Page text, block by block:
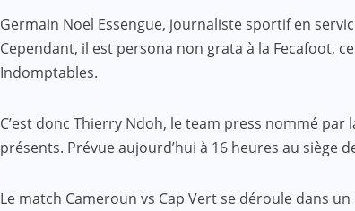
Germain Noel Essengue, journaliste sportif en
Cependant, il est persona non grata à la Fecafoot,
Indomptables.
C’est donc Thierry Ndoh, le team press nommé
présents. Prévue aujourd’hui à 16 heures au siège
Le match Cameroun vs Cap Vert se déroule dans